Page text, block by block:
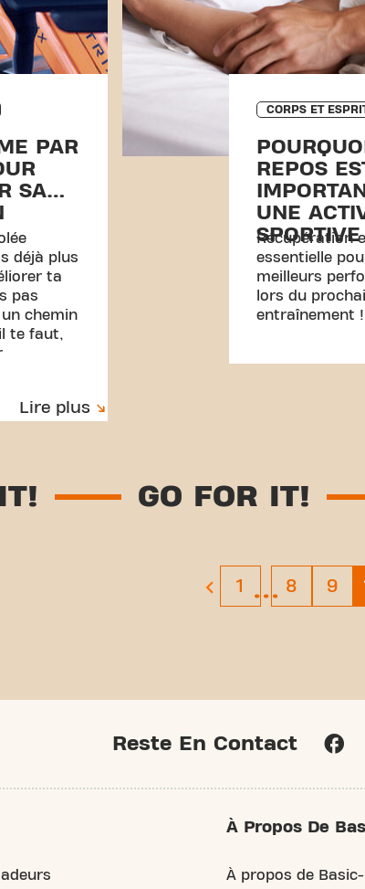
PAR
SA
déjà plus
ta
pas
chemin
te faut,
Lire plus
CORPS ET
REPOS
UNE
Récupération
essentielle
meilleurs
lors du
entraînement !
GO FOR IT! GO
Page 1
1 … Page 8
8 9
Reste En Contact
À Propos De
À propos de